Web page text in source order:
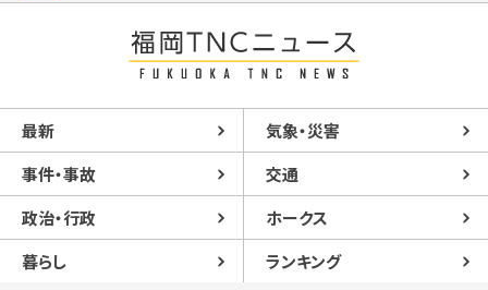
最新
気象・災害
事件・事故
交通
政治・行政
ホークス
暮らし
ランキング